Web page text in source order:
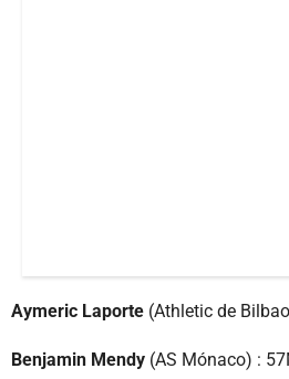
Aymeric Laporte (Athletic de
Benjamin Mendy (AS Mónaco) :